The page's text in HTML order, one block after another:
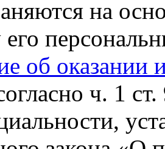
на
его
об оказании
ч. 1